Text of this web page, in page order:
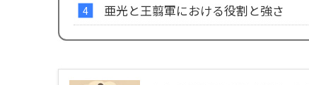
亜光と王翦軍における役割と強さ